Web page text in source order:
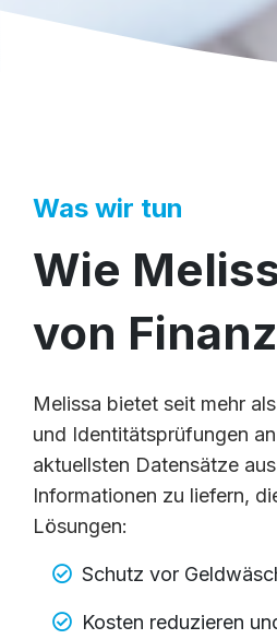
Was wir tun
Wie
von
Melissa bietet seit mehr
und Identitätsprüfungen
aktuellsten Datensätze
Informationen zu liefern,
Lösungen:
Schutz vor
Kosten reduzieren